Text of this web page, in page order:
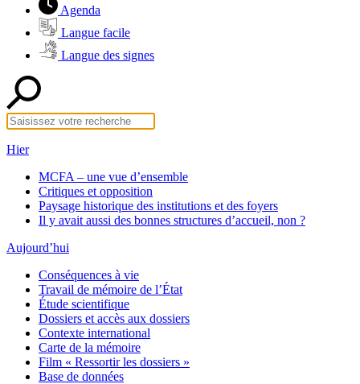
Agenda
Langue facile
Langue des signes
Hier
MCFA – une vue d’ensemble
Critiques et opposition
Paysage historique des institutions et des foyers
Il y avait aussi des bonnes structures d’accueil, non ?
Aujourd’hui
Conséquences à vie
Travail de mémoire de l’État
Étude scientifique
Dossiers et accès aux dossiers
Contexte international
Carte de la mémoire
Film « Ressortir les dossiers »
Base de données